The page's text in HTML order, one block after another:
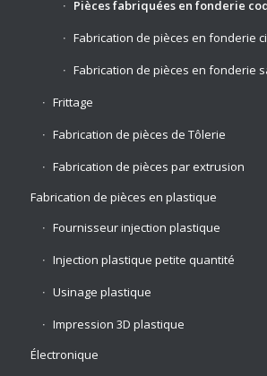
Pièces fabriquées en fonderie
Fabrication de pièces en fonderie
Fabrication de pièces en fonderie
Frittage
Fabrication de pièces de Tôlerie
Fabrication de pièces par extrusion
Fabrication de pièces en plastique
Fournisseur injection plastique
Injection plastique petite quantité
Usinage plastique
Impression 3D plastique
Électronique